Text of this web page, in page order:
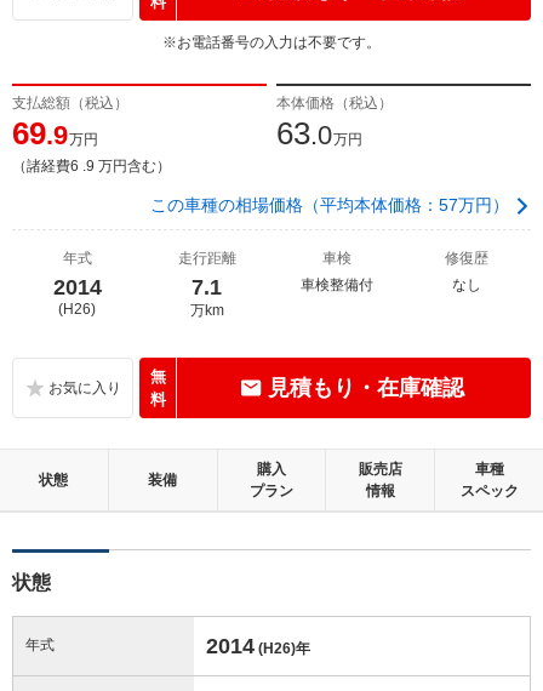
※お電話番号の入力は不要です。
支払総額（税込）
69.9万円
（諸経費6 .9 万円含む）
本体価格（税込）
63.0万円
この車種の相場価格（平均本体価格：57万円）
年式
2014
(H26)
走行距離
7.1
万km
車検
車検整備付
修復歴
なし
無
料
見積もり・在庫確認
状態 装備
購入
プラン
販売店
情報
車種
スペック
状態
年式 2014 (H26)年